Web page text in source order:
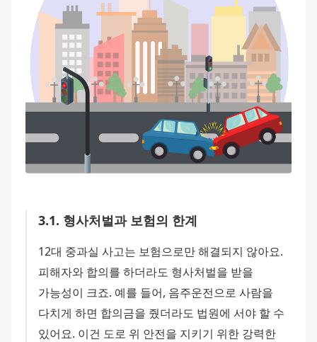
3.1. 형사처벌과 보험의 한계
12대 중과실 사고는 보험으로만 해결되지 않아요.
피해자와 합의를 하더라도 형사처벌을 받을
가능성이 크죠. 예를 들어, 음주운전으로 사람을
다치게 하면 합의금을 줬더라도 법원에 서야 할 수
있어요. 이건 도로 위 안전을 지키기 위한 강력한